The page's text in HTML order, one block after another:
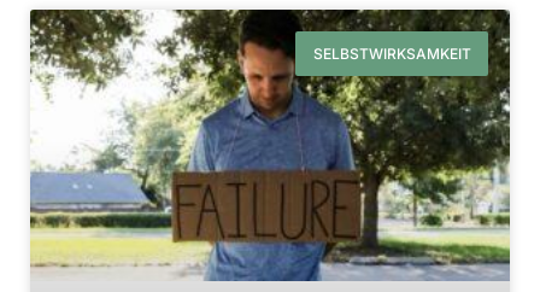
SELBSTWIRKSAMKEIT